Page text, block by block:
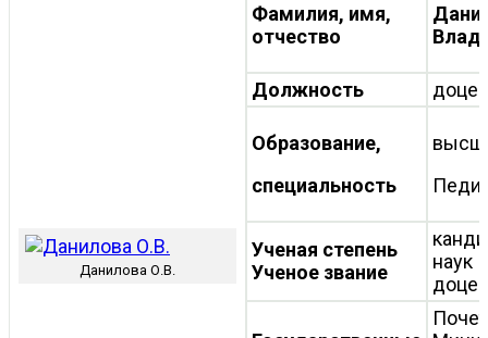
Данилова О.В.
Фамилия, имя,
отчество
Должность
Образование,
специальность
Ученая степень
Ученое звание
наук